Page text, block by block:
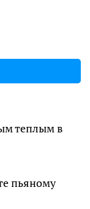
теплым в
пьяному